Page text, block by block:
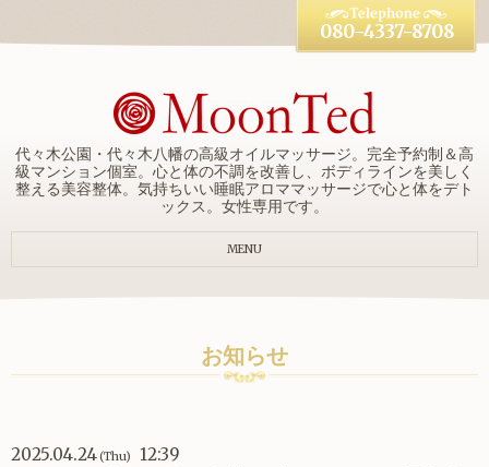
代々木公園・代々木八幡の高級オイルマッサージ。完全予約制＆高
級マンション個室。心と体の不調を改善し、ボディラインを美しく
整える美容整体。気持ちいい睡眠アロママッサージで心と体をデト
ックス。女性専用です。
080-4337-8708
MENU
お知らせ
2025.04.24(Thu) 12:39